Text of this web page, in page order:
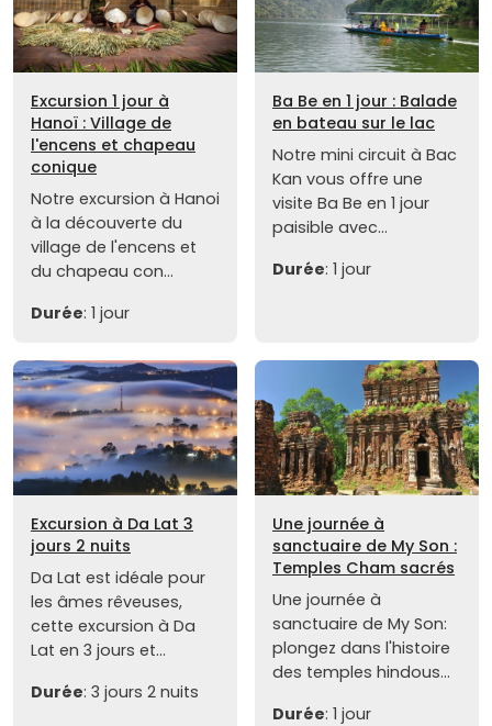
Excursion 1 jour à
Hanoï : Village de
l'encens et chapeau
conique
Notre excursion à Hanoi
à la découverte du
village de l'encens et
du chapeau con...
Durée: 1 jour
Ba Be en 1 jour : Balade
en bateau sur le lac
Notre mini circuit à Bac
Kan vous offre une
visite Ba Be en 1 jour
paisible avec...
Durée: 1 jour
Excursion à Da Lat 3
jours 2 nuits
Da Lat est idéale pour
les âmes rêveuses,
cette excursion à Da
Lat en 3 jours et...
Durée: 3 jours 2 nuits
Une journée à
sanctuaire de My Son :
Temples Cham sacrés
Une journée à
sanctuaire de My Son:
plongez dans l'histoire
des temples hindous...
Durée: 1 jour